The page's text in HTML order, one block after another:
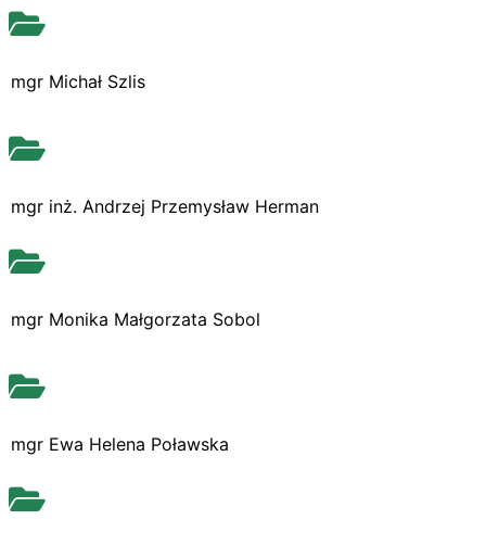
mgr Michał Szlis
mgr inż. Andrzej Przemysław Herman
mgr Monika Małgorzata Sobol
mgr Ewa Helena Poławska